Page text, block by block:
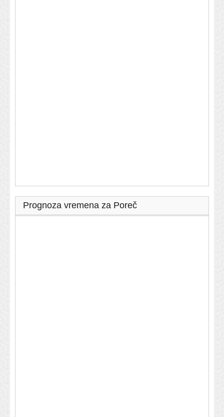
Prognoza vremena za Poreč